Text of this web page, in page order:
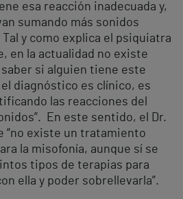
esa reacción inadecuada y,
sumando más sonidos
y como explica el psiquiatra
en la actualidad no existe
si alguien tiene este
diagnóstico es clínico, es
las reacciones del
En este sentido, el Dr.
“no existe un tratamiento
la misofonía, aunque sí se
tipos de terapias para
ella y poder sobrellevarla”.